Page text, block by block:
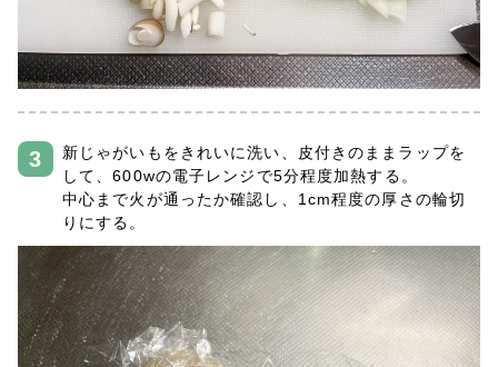
新じゃがいもをきれいに洗い、皮付きのままラップを
して、600wの電子レンジで5分程度加熱する。
中心まで火が通ったか確認し、1cm程度の厚さの輪切
りにする。